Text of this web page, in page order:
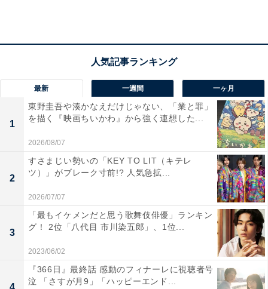
ン・ベルリン入りには、横浜F・マリノスの遠藤渓太
（22歳）が来年6月末までの期限付き移籍で入団した。
スピード豊かなドリブルを武器とする彼のドイツ行き
で、ブンデスリーガ1部でプレーする日本人選手は長谷
部誠、鎌田大地（ともにフランクフルト）、大迫勇也
（ブレーメン）、遠藤航（シュツットガルト）と合わせ
て5人となった。
J2リーグからヨーロッパへ向かった選手もいる。東京ヴ
ェルディの藤本寛也（21歳）が、ポルトガル1部のジ
ル・ヴィセンテへ期限付き移籍したである。19年に行な
われたU-20（20歳以下）W杯に出場した期待のレフティ
ーだ。
最新 一週間 一ヶ月
1
東野圭吾や湊かなえだけじゃない、「業と罪」
を描く『映画ちいかわ』から強く連想した...
2026/08/07
2
すさまじい勢いの「KEY TO LIT（キテレ
ツ）」がブレーク寸前!? 人気急拡...
2026/07/07
3
「最もイケメンだと思う歌舞伎俳優」ランキン
グ！ 2位「八代目 市川染五郎」、1位...
2023/06/02
4
『366日』最終話 感動のフィナーレに視聴者号
泣 「さすが月9」「ハッピーエンド...